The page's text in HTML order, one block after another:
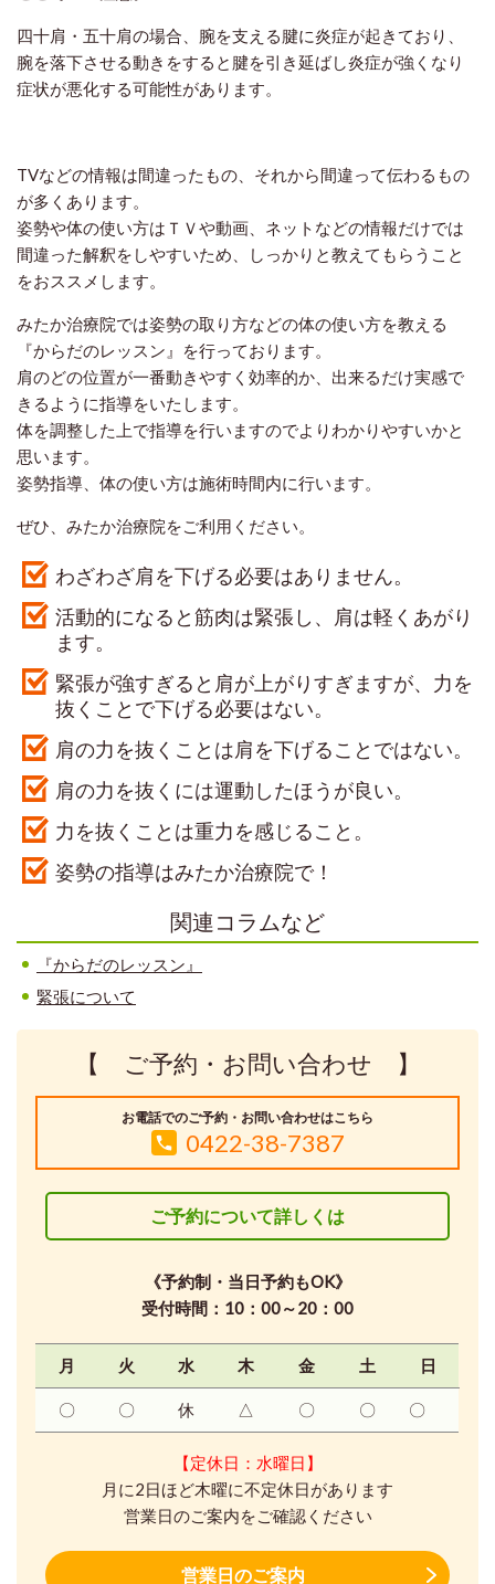
四十肩・五十肩の場合、腕を支える腱に炎症が起きており、
腕を落下させる動きをすると腱を引き延ばし炎症が強くなり
症状が悪化する可能性があります。
TVなどの情報は間違ったもの、それから間違って伝わるもの
が多くあります。
姿勢や体の使い方はＴＶや動画、ネットなどの情報だけでは
間違った解釈をしやすいため、しっかりと教えてもらうこと
をおススメします。
みたか治療院では姿勢の取り方などの体の使い方を教える
『からだのレッスン』を行っております。
肩のどの位置が一番動きやすく効率的か、出来るだけ実感で
きるように指導をいたします。
体を調整した上で指導を行いますのでよりわかりやすいかと
思います。
姿勢指導、体の使い方は施術時間内に行います。
ぜひ、みたか治療院をご利用ください。
わざわざ肩を下げる必要はありません。
活動的になると筋肉は緊張し、肩は軽くあがり
ます。
緊張が強すぎると肩が上がりすぎますが、力を
抜くことで下げる必要はない。
肩の力を抜くことは肩を下げることではない。
肩の力を抜くには運動したほうが良い。
力を抜くことは重力を感じること。
姿勢の指導はみたか治療院で！
関連コラムなど
『からだのレッスン』
緊張について
【 ご予約・お問い合わせ 】
お電話でのご予約・お問い合わせはこちら
0422-38-7387
ご予約について詳しくは
《予約制・当日予約もOK》
受付時間：10：00～20：00
月 火 水 木 金 土 日
〇 〇 休 △ 〇 〇 〇
【定休日：水曜日】
月に2日ほど木曜に不定休日があります
営業日のご案内をご確認ください
営業日のご案内